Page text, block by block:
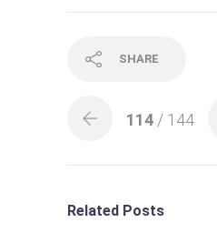
SHARE
114 / 144
Related Posts